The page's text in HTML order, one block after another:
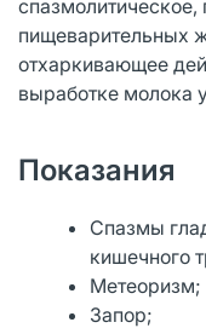
пищеварительных
отхаркивающее
выработке молока
Показания
Спазмы
кишечного
Метеоризм;
Запор;